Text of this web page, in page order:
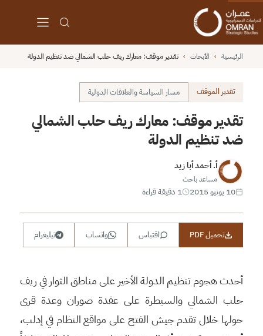
الرئيسية › الأبحاث › تقدير موقف: معارك ريف حلب الشمالي ضد تنظيم الدولة
تقدير الموقف مسار السياسة والعلاقات الدولية
تقدير موقف: معارك ريف حلب الشمالي
ضد تنظيم الدولة
أ. أحمد أبا زيد
مساعد باحث
10 يونيو 2015 1 دقيقة قراءة
تحميل PDF اقتباس واتساب تيليغرام
أحدث هجوم تنظيم الدولة الأخير على مناطق الثوار في ريف
حلب الشمالي والسيطرة على عقدة صوران وعدة قرى
حولها خلال تقدم جيش الفتح على مواقع النظام في إدلب،